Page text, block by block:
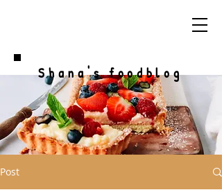
Shana's foodblog
Post